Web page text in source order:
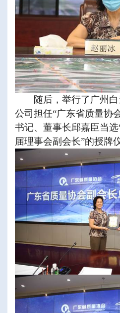
随后，举行了广州
公司担任“广东省质量协
书记、董事长邱嘉臣当
届理事会副会长”的授牌